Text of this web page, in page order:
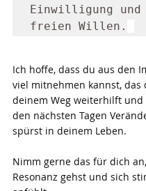
Einwilligung und
freien Willen.
Ich hoffe, dass du aus den
viel mitnehmen kannst, das
deinem Weg weiterhilft und
den nächsten Tagen
spürst in deinem Leben.
Nimm gerne das für dich
Resonanz gehst und sich